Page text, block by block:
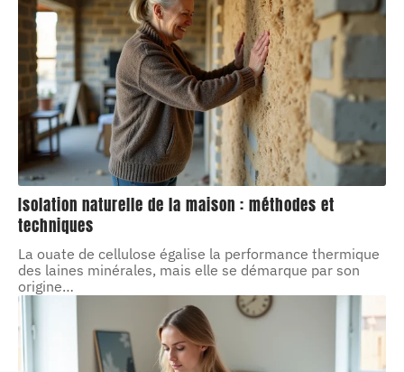
Isolation naturelle de la maison : méthodes et
techniques
La ouate de cellulose égalise la performance thermique
des laines minérales, mais elle se démarque par son
origine…